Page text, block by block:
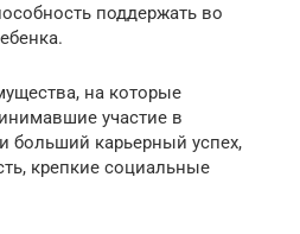
поддержать во
на которые
участие в
больший карьерный успех,
крепкие социальные